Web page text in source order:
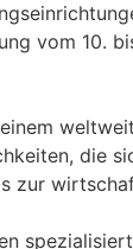
vom 10.
die
zur